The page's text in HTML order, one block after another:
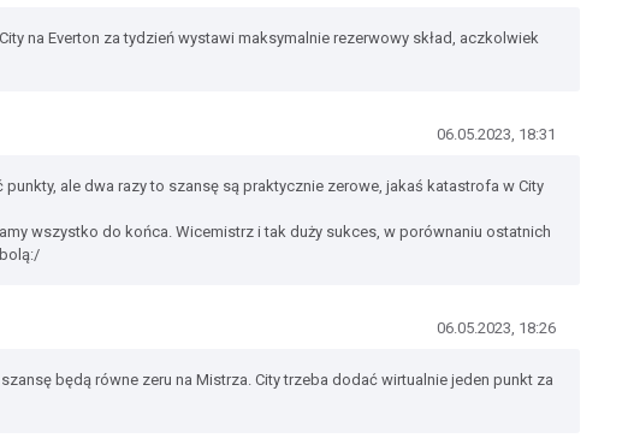
na Everton za tydzień wystawi maksymalnie rezerwowy skład, aczkolwiek
06.05.2023, 18:31
punkty, ale dwa razy to szansę są praktycznie zerowe, jakaś katastrofa w City
wszystko do końca. Wicemistrz i tak duży sukces, w porównaniu ostatnich
06.05.2023, 18:26
będą równe zeru na Mistrza. City trzeba dodać wirtualnie jeden punkt za